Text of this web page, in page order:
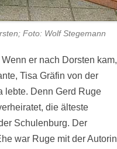
Foto: Wolf Stegemann
er nach Dorsten kam,
Tisa Gräfin von der
lebte. Denn Gerd Ruge
die älteste
Schulenburg. Der
war Ruge mit der Autorin